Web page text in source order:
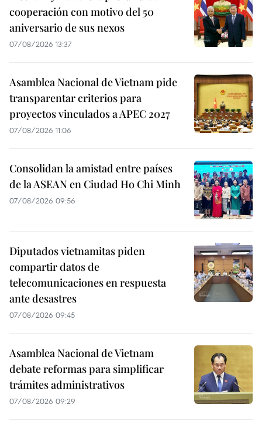
cooperación con motivo del 50
aniversario de sus nexos
07/08/2026 13:37
Asamblea Nacional de Vietnam pide
transparentar criterios para
proyectos vinculados a APEC 2027
07/08/2026 11:06
Consolidan la amistad entre países
de la ASEAN en Ciudad Ho Chi Minh
07/08/2026 09:56
Diputados vietnamitas piden
compartir datos de
telecomunicaciones en respuesta
ante desastres
07/08/2026 09:45
Asamblea Nacional de Vietnam
debate reformas para simplificar
trámites administrativos
07/08/2026 09:29